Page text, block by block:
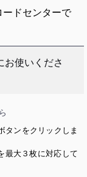
ドセンターで
お使いくださ
タンをクリックしま
最大３枚に対応して